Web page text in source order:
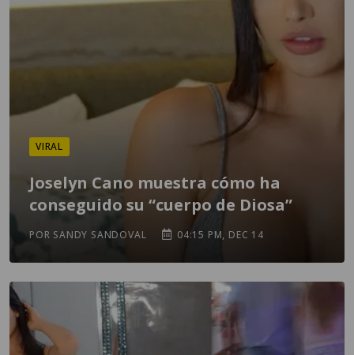
VIRAL
Joselyn Cano muestra cómo ha
conseguido su “cuerpo de Diosa”
POR SANDY SANDOVAL 04:15 PM, DEC 14